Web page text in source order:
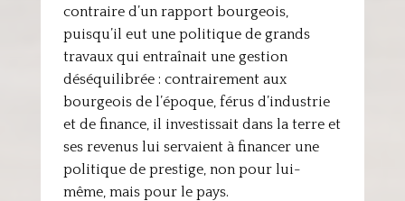
contraire d’un rapport bourgeois,
puisqu’il eut une politique de grands
travaux qui entraînait une gestion
déséquilibrée : contrairement aux
bourgeois de l’époque, férus d’industrie
et de finance, il investissait dans la terre et
ses revenus lui servaient à financer une
politique de prestige, non pour lui-
même, mais pour le pays.